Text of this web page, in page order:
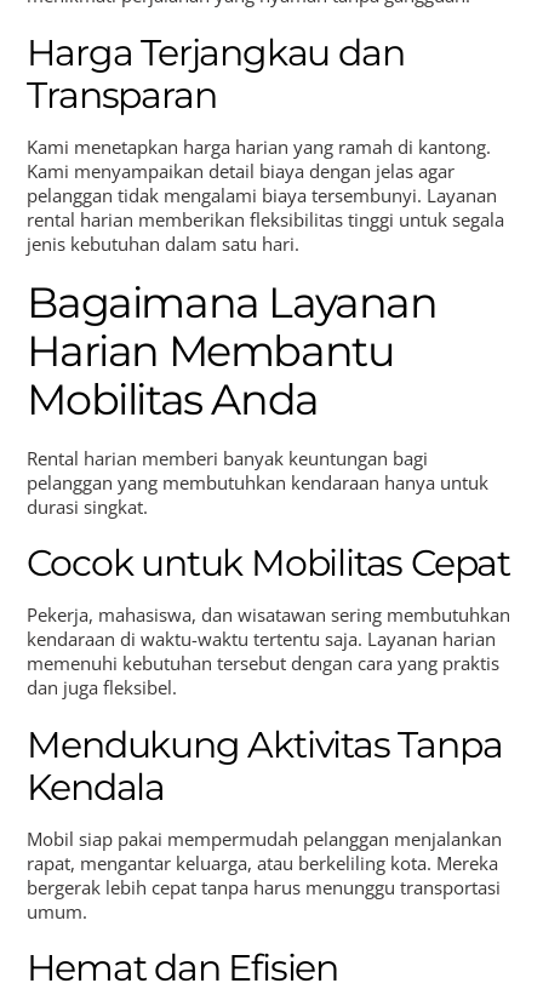
Harga Terjangkau dan
Transparan
Kami menetapkan harga harian yang ramah di kantong.
Kami menyampaikan detail biaya dengan jelas agar
pelanggan tidak mengalami biaya tersembunyi. Layanan
rental harian memberikan fleksibilitas tinggi untuk segala
jenis kebutuhan dalam satu hari.
Bagaimana Layanan
Harian Membantu
Mobilitas Anda
Rental harian memberi banyak keuntungan bagi
pelanggan yang membutuhkan kendaraan hanya untuk
durasi singkat.
Cocok untuk Mobilitas Cepat
Pekerja, mahasiswa, dan wisatawan sering membutuhkan
kendaraan di waktu-waktu tertentu saja. Layanan harian
memenuhi kebutuhan tersebut dengan cara yang praktis
dan juga fleksibel.
Mendukung Aktivitas Tanpa
Kendala
Mobil siap pakai mempermudah pelanggan menjalankan
rapat, mengantar keluarga, atau berkeliling kota. Mereka
bergerak lebih cepat tanpa harus menunggu transportasi
umum.
Hemat dan Efisien